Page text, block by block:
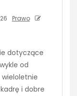
Prawo
dotyczące
od
wieloletnie
i dobre